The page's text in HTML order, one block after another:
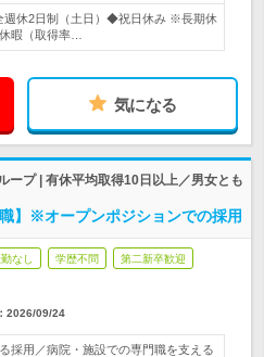
休2日制（土日）◆祝日休み ※長期休
暇（取得率…
気になる
ープ | 有休平均取得10日以上／男女とも
】※オープンポジションでの採用
なし 学歴不問 第二新卒歓迎
2026/09/24
採用／病院・施設での専門職を支える